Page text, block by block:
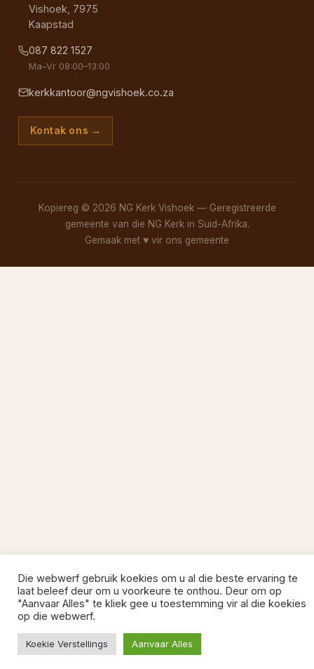
Vishoek, 7975
Kaapstad
087 822 1527
Ma–Vr 08:00–13:00
kerkkantoor@ngvishoek.co.za
Kontak ons →
Kopiereg © 2026 NG Kerk Vishoek — Geregistreerde
gemeente van die NG Kerk in Suid-Afrika.
Gemaak met ♥ vir ons gemeente
Die webwerf gebruik koekies om u al die beste ervaring te
laat beleef deur om u voorkeure te onthou. Deur om op
"Aanvaar Alles" te kliek gee u toestemming vir al die koekies
op die webwerf.
Koekie Verstellings Aanvaar Alles